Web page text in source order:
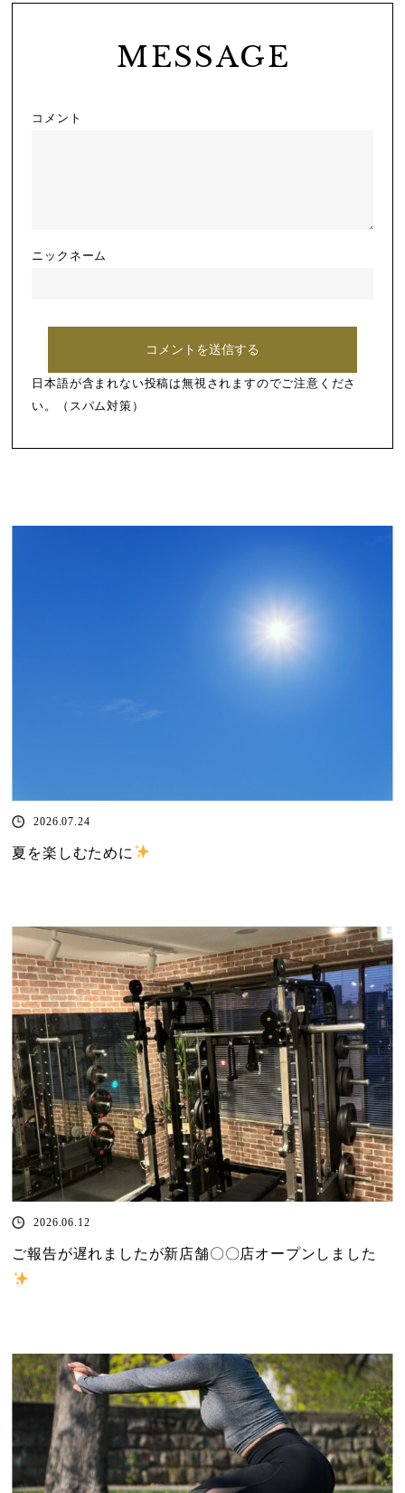
MESSAGE
コメント
ニックネーム
日本語が含まれない投稿は無視されますのでご注意くださ
い。（スパム対策）
2026.07.24
夏を楽しむために
2026.06.12
ご報告が遅れましたが新店舗〇〇店オープンしました